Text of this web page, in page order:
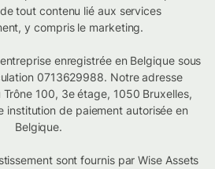
tout contenu lié aux services
y compris le marketing.
enregistrée en Belgique sous
0713629988. Notre adresse
100, 3e étage, 1050 Bruxelles,
institution de paiement autorisée en
Belgique.
sont fournis par Wise Assets